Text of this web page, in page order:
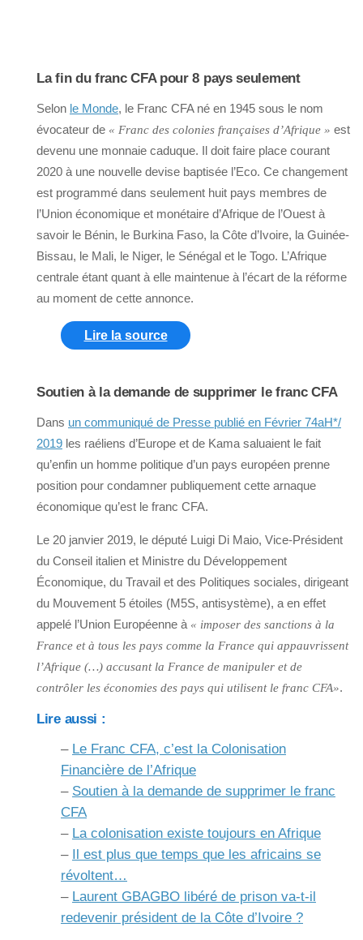
La fin du franc CFA pour 8 pays seulement
Selon le Monde, le Franc CFA né en 1945 sous le nom
évocateur de « Franc des colonies françaises d’Afrique » est
devenu une monnaie caduque. Il doit faire place courant
2020 à une nouvelle devise baptisée l’Eco. Ce changement
est programmé dans seulement huit pays membres de
l’Union économique et monétaire d’Afrique de l’Ouest à
savoir le Bénin, le Burkina Faso, la Côte d’Ivoire, la Guinée-
Bissau, le Mali, le Niger, le Sénégal et le Togo. L’Afrique
centrale étant quant à elle maintenue à l’écart de la réforme
au moment de cette annonce.
Lire la source
Soutien à la demande de supprimer le franc CFA
Dans un communiqué de Presse publié en Février 74aH*/
2019 les raéliens d’Europe et de Kama saluaient le fait
qu’enfin un homme politique d’un pays européen prenne
position pour condamner publiquement cette arnaque
économique qu’est le franc CFA.
Le 20 janvier 2019, le député Luigi Di Maio, Vice-Président
du Conseil italien et Ministre du Développement
Économique, du Travail et des Politiques sociales, dirigeant
du Mouvement 5 étoiles (M5S, antisystème), a en effet
appelé l’Union Européenne à « imposer des sanctions à la
France et à tous les pays comme la France qui appauvrissent
l’Afrique (…) accusant la France de manipuler et de
contrôler les économies des pays qui utilisent le franc CFA».
Lire aussi :
– Le Franc CFA, c’est la Colonisation
Financière de l’Afrique
– Soutien à la demande de supprimer le franc
CFA
– La colonisation existe toujours en Afrique
– Il est plus que temps que les africains se
révoltent…
– Laurent GBAGBO libéré de prison va-t-il
redevenir président de la Côte d’Ivoire ?